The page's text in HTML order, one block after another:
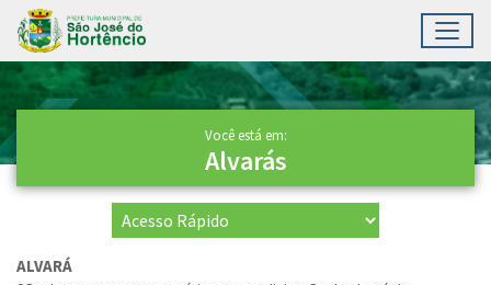
Ir para conteúdo principal
Conteúdo Principal
Você está em:
Alvarás
ALVARÁ